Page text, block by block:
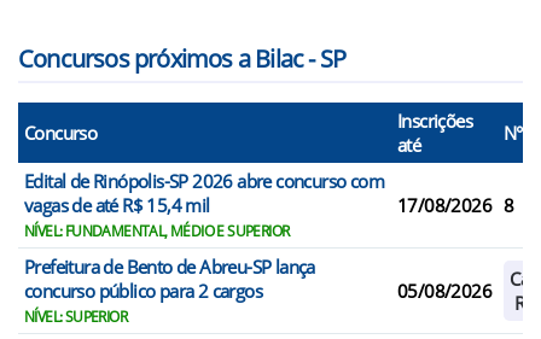
Concursos próximos a Bilac - SP
Concurso
Inscrições
até
N°
Edital de Rinópolis-SP 2026 abre concurso com
vagas de até R$ 15,4 mil
NÍVEL: FUNDAMENTAL, MÉDIO E SUPERIOR
17/08/2026 8
Prefeitura de Bento de Abreu-SP lança
concurso público para 2 cargos
NÍVEL: SUPERIOR
05/08/2026